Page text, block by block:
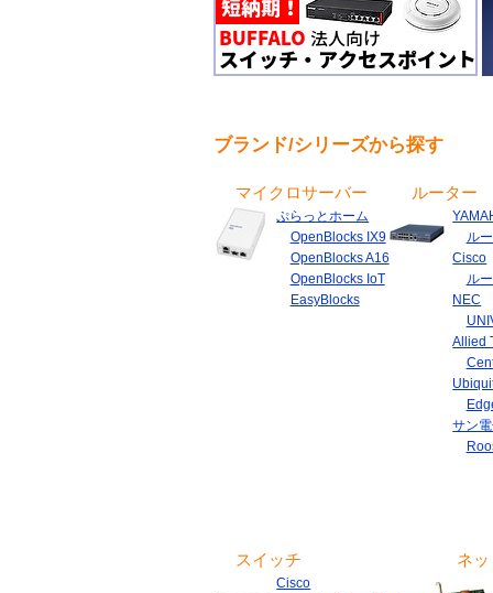
ブランド/シリーズから探す
マイクロサーバー
ぷらっとホーム
OpenBlocks IX9
OpenBlocks A16
OpenBlocks IoT
EasyBlocks
ルーター
ル
Cisco
ル
NEC
Allied
サン
スイッチ
Cisco
ネ